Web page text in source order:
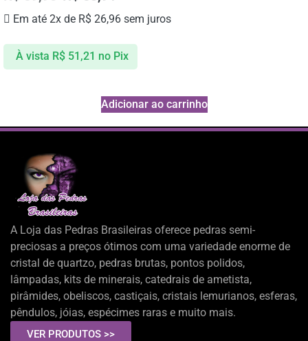
Em até 2x de R$ 26,96 sem juros
À vista R$51,21 no Pix
Adicionar ao carrinho
A Loja das Pedras Brasileiras oferece pedras semi-
preciosas a preços ótimos com uma variedade enorme de
cristal de quartzo, pedras brutas, pontos polidos,
lâmpadas, kits de minerais, catedrais de ametista,
pirâmides, obeliscos, castiçais, cristais lemurianos, esferas,
pêndulos, jóias, espécimes raras e muito mais.
VER PRODUTOS >>